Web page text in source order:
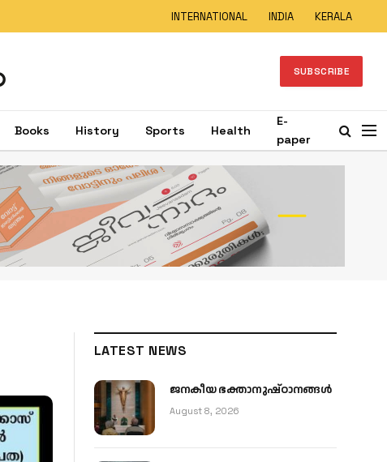
INTERNATIONAL INDIA KERALA
SUBSCRIBE
Books History Sports Health
E-
paper
LATEST NEWS
ജനകീയ ഭക്താനുഷ്ഠാനങ്ങള്‍
August 8, 2026